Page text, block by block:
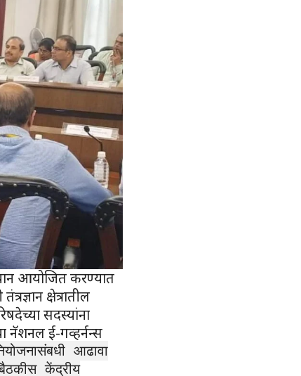
आयोजित करण्यात
क्षेत्रातील
सदस्यांना
नॅशनल ई-गव्हर्नन्स
आढावा
केंद्रीय